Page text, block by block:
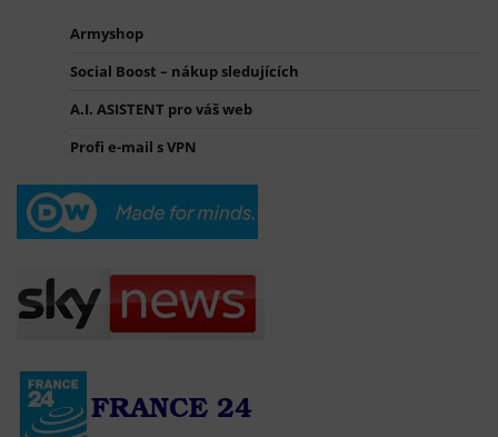
Armyshop
Social Boost – nákup sledujících
A.I. ASISTENT pro váš web
Profi e-mail s VPN